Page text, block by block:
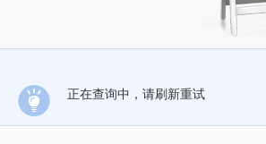
正在查询中，请刷新重试